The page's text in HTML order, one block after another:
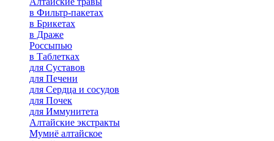
в Фильтр-пакетах
в Брикетах
в Драже
Россыпью
в Таблетках
для Cуставов
для Печени
для Сердца и сосудов
для Почек
для Иммунитета
Алтайские экстракты
Мумиё алтайское